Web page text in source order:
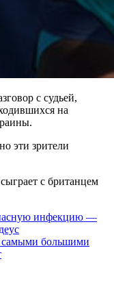
с судьей,
на
эти зрители
с британцем
инфекцию —
самыми большими